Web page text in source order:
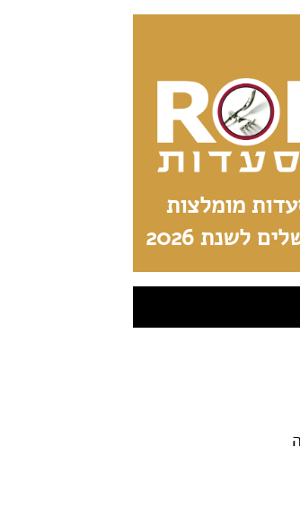
מומלצות
לשנת 2026